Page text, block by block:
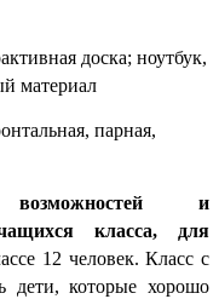
доска; ноутбук,
материал
парная,
возможностей и
класса, для
12 человек. Класс с
дети, которые хорошо